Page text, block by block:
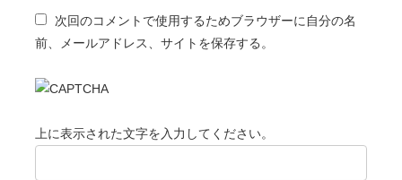
次回のコメントで使用するためブラウザーに自分の名
前、メールアドレス、サイトを保存する。
上に表示された文字を入力してください。